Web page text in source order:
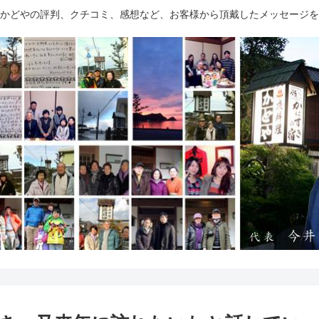
どやの評判、クチコミ、感想など、お客様から頂戴したメッセージ